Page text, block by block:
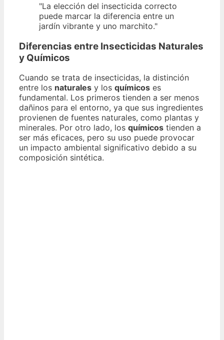
"La elección del insecticida correcto
puede marcar la diferencia entre un
jardín vibrante y uno marchito."
Diferencias entre Insecticidas Naturales
y Químicos
Cuando se trata de insecticidas, la distinción
entre los naturales y los químicos es
fundamental. Los primeros tienden a ser menos
dañinos para el entorno, ya que sus ingredientes
provienen de fuentes naturales, como plantas y
minerales. Por otro lado, los químicos tienden a
ser más eficaces, pero su uso puede provocar
un impacto ambiental significativo debido a su
composición sintética.